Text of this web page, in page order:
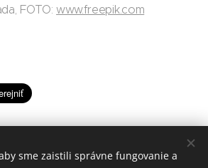
FOTO:www.freepik.com
sme zaistili správne fungovanie a